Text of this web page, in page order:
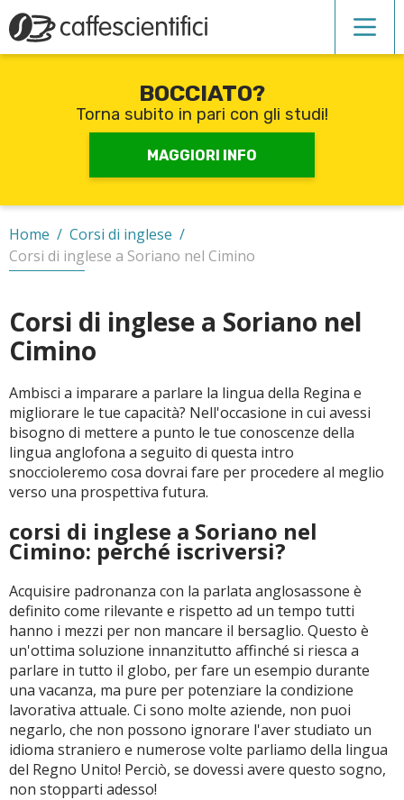
Recupero anni scolastici
Scuole private
Scuole serali
BOCCIATO?
Torna subito in pari con gli studi!
MAGGIORI INFO
Home / Corsi di inglese /
Corsi di inglese a Soriano nel Cimino
Corsi di inglese a Soriano nel
Cimino
Ambisci a imparare a parlare la lingua della Regina e
migliorare le tue capacità? Nell'occasione in cui avessi
bisogno di mettere a punto le tue conoscenze della
lingua anglofona a seguito di questa intro
snoccioleremo cosa dovrai fare per procedere al meglio
verso una prospettiva futura.
corsi di inglese a Soriano nel
Cimino: perché iscriversi?
Acquisire padronanza con la parlata anglosassone è
definito come rilevante e rispetto ad un tempo tutti
hanno i mezzi per non mancare il bersaglio. Questo è
un'ottima soluzione innanzitutto affinché si riesca a
parlare in tutto il globo, per fare un esempio durante
una vacanza, ma pure per potenziare la condizione
lavorativa attuale. Ci sono molte aziende, non puoi
negarlo, che non possono ignorare l'aver studiato un
idioma straniero e numerose volte parliamo della lingua
del Regno Unito! Perciò, se dovessi avere questo sogno,
non stopparti adesso!